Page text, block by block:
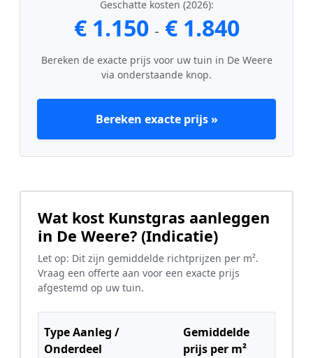
Geschatte kosten (2026):
€ 1.150 - € 1.840
Bereken de exacte prijs voor uw tuin in De Weere
via onderstaande knop.
Bereken exacte prijs »
Wat kost Kunstgras aanleggen
in De Weere? (Indicatie)
Let op: Dit zijn gemiddelde richtprijzen per m².
Vraag een offerte aan voor een exacte prijs
afgestemd op uw tuin.
Type Aanleg /
Onderdeel
Gemiddelde
prijs per m²